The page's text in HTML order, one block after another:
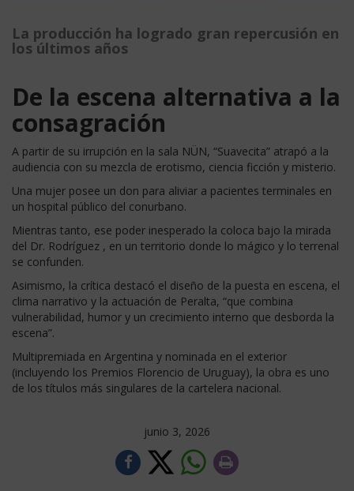
La producción ha logrado gran repercusión en
los últimos años
De la escena alternativa a la
consagración
A partir de su irrupción en la sala NÜN, “Suavecita” atrapó a la
audiencia con su mezcla de erotismo, ciencia ficción y misterio.
Una mujer posee un don para aliviar a pacientes terminales en
un hospital público del conurbano.
Mientras tanto, ese poder inesperado la coloca bajo la mirada
del Dr. Rodríguez , en un territorio donde lo mágico y lo terrenal
se confunden.
Asimismo, la crítica destacó el diseño de la puesta en escena, el
clima narrativo y la actuación de Peralta, “que combina
vulnerabilidad, humor y un crecimiento interno que desborda la
escena”.
Multipremiada en Argentina y nominada en el exterior
(incluyendo los Premios Florencio de Uruguay), la obra es uno
de los títulos más singulares de la cartelera nacional.
junio 3, 2026